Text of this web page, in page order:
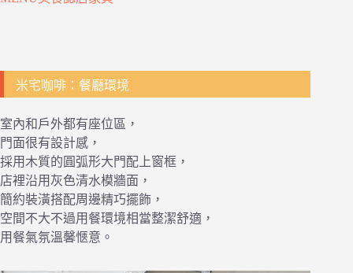
米宅咖啡：餐廳環境
室內和戶外都有座位區，
門面很有設計感，
採用木質的圓弧形大門配上窗框，
店裡沿用灰色清水模牆面，
簡約裝潢搭配周邊精巧擺飾，
空間不大不過用餐環境相當整潔舒適，
用餐氣氛溫馨愜意。